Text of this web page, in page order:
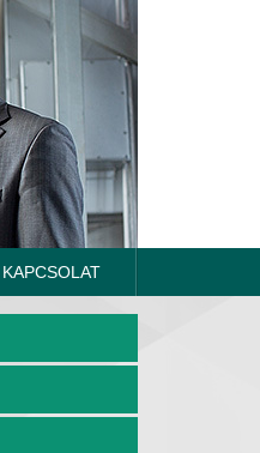
KAPCSOLAT